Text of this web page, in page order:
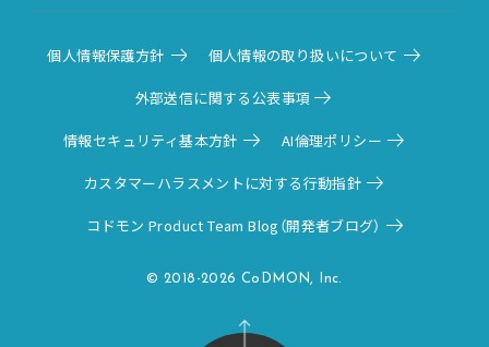
個人情報保護方針 個人情報の取り扱いについて
外部送信に関する公表事項
情報セキュリティ基本方針 AI倫理ポリシー
カスタマーハラスメントに対する行動指針
コドモン Product Team Blog（開発者ブログ）
© 2018-2026 CoDMON, Inc.